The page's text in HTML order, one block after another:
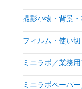
撮影小物・背景・
フィルム・使い切
ミニラボ／業務
ミニラボペーパ